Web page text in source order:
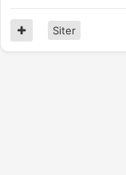
Siter